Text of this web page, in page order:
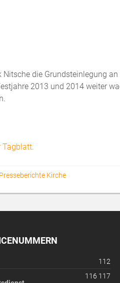
die Grundsteinlegung
2013 und 2014 weiter
Tagblatt.
Presseberichte Kirche
112
116 117